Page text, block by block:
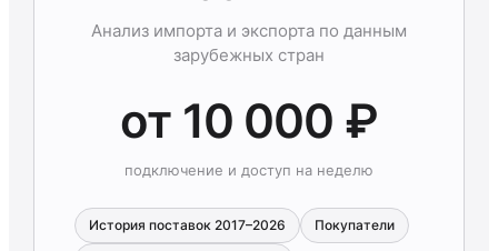
Анализ импорта и экспорта по данным
зарубежных стран
от 10 000 ₽
подключение и доступ на неделю
История поставок 2017–2026 Покупатели